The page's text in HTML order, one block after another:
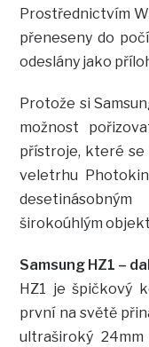
Prostřednictvím
přeneseny do
odeslány jako
Protože si
možnost
přístroje, které se
veletrhu
širokoúhlým
Samsung HZ1 –
HZ1 je špičkový
první na světě
ultraširoký